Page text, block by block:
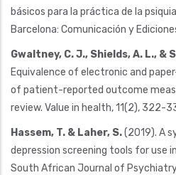
básicos para la práctica de la
Barcelona: Comunicación y
Gwaltney, C. J., Shields, A. L., &
Equivalence of electronic and
of patient-reported outcome
review. Value in health, 11(2), 322-
Hassem, T. & Laher, S.(2019). A
depression screening tools for use
South African Journal of